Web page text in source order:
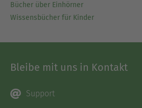
Bücher über Einhörner
Wissensbücher für Kinder
Bleibe mit uns in Kontakt
Support